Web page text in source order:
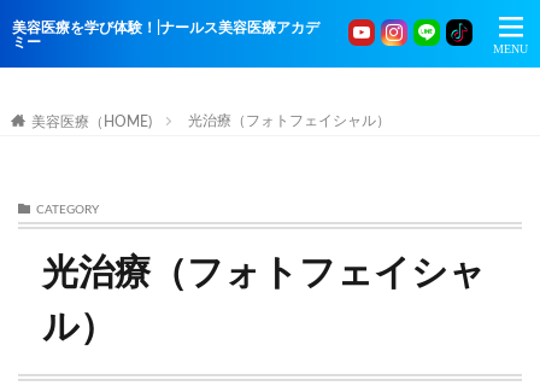
美容医療を学び体験！|ナールス美容医療アカデ
ミー
美容医療（HOME) 光治療（フォトフェイシャル）
CATEGORY
光治療（フォトフェイシャ
ル）